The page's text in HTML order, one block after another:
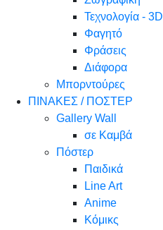
Τεχνολογία - 3D
Φαγητό
Φράσεις
Διάφορα
Μπορντούρες
ΠΙΝΑΚΕΣ / ΠΟΣΤΕΡ
Gallery Wall
σε Καμβά
Πόστερ
Παιδικά
Line Art
Anime
Κόμικς